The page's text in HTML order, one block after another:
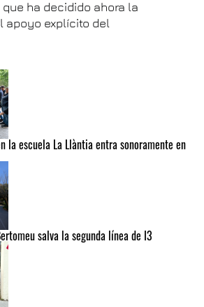
la escuela La Llàntia entra sonoramente en
salva la segunda línea de I3
ha decidido ahora la
apoyo explícito del